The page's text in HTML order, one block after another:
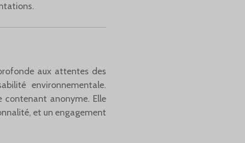
aux attentes des
environnementale.
contenant anonyme. Elle
et un engagement